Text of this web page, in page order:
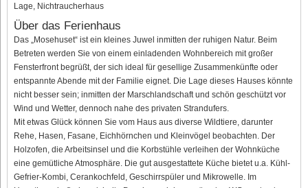
Lage, Nichtraucherhaus
Über das Ferienhaus
Das „Mosehuset“ ist ein kleines Juwel inmitten der ruhigen Natur. Beim
Betreten werden Sie von einem einladenden Wohnbereich mit großer
Fensterfront begrüßt, der sich ideal für gesellige Zusammenkünfte oder
entspannte Abende mit der Familie eignet. Die Lage dieses Hauses könnte
nicht besser sein; inmitten der Marschlandschaft und schön geschützt vor
Wind und Wetter, dennoch nahe des privaten Strandufers.
Mit etwas Glück können Sie vom Haus aus diverse Wildtiere, darunter
Rehe, Hasen, Fasane, Eichhörnchen und Kleinvögel beobachten. Der
Holzofen, die Arbeitsinsel und die Korbstühle verleihen der Wohnküche
eine gemütliche Atmosphäre. Die gut ausgestattete Küche bietet u.a. Kühl-
Gefrier-Kombi, Cerankochfeld, Geschirrspüler und Mikrowelle. Im